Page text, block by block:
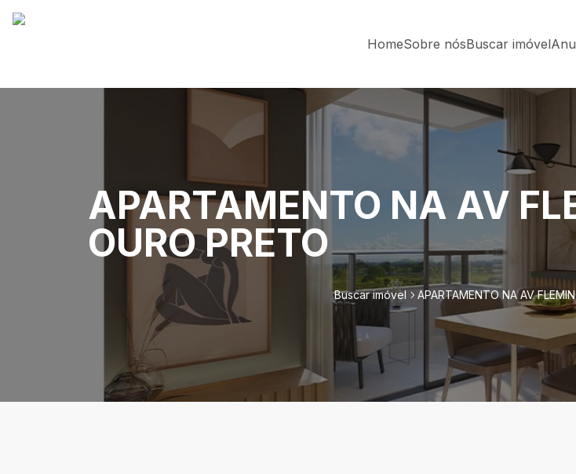
HomeSobre nósBuscar imóvel
APARTAMENTO NA AV
OURO PRETO
Buscar imóvel APARTAMENTO NA AV